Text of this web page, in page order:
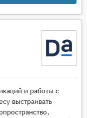
и работы с
выстраивать